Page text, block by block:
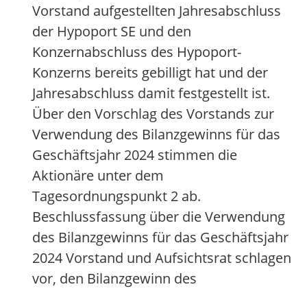
Vorstand aufgestellten Jahresabschluss
der Hypoport SE und den
Konzernabschluss des Hypoport-
Konzerns bereits gebilligt hat und der
Jahresabschluss damit festgestellt ist.
Über den Vorschlag des Vorstands zur
Verwendung des Bilanzgewinns für das
Geschäftsjahr 2024 stimmen die
Aktionäre unter dem
Tagesordnungspunkt 2 ab.
Beschlussfassung über die Verwendung
des Bilanzgewinns für das Geschäftsjahr
2024 Vorstand und Aufsichtsrat schlagen
vor, den Bilanzgewinn des